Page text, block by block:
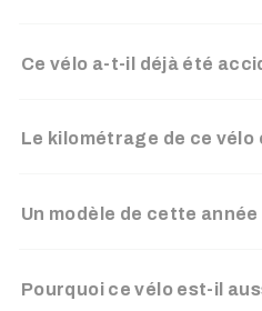
Ce vélo a-t-il déjà été
Le kilométrage de ce vélo
Un modèle de cette
Pourquoi ce vélo est-il